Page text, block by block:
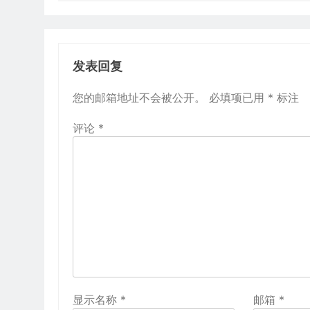
发表回复
您的邮箱地址不会被公开。 必填项已用 * 标注
评论 *
显示名称 * 邮箱 *